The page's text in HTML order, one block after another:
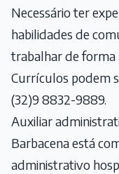
Necessário ter
habilidades de
trabalhar de forma
Currículos podem
(32)9 8832-9889.
Auxiliar
Barbacena está
administrativo